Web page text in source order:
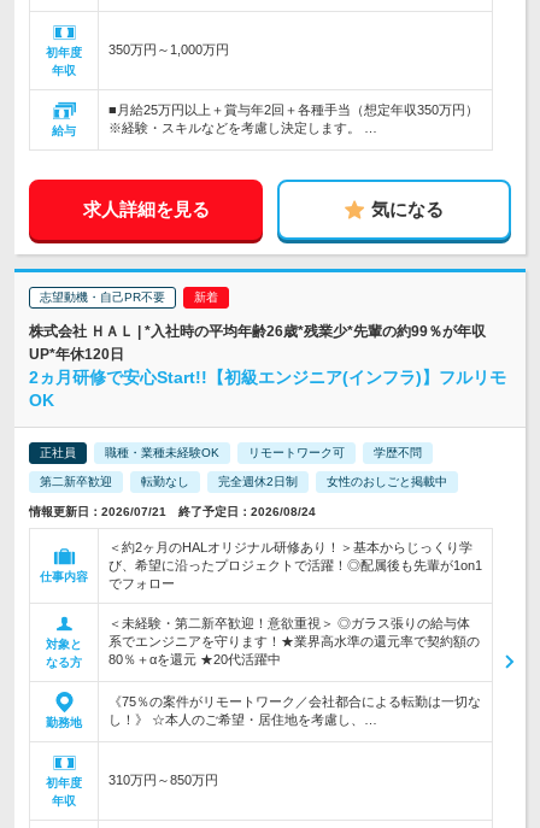
初年度
年収
350万円～1,000万円
給与
■月給25万円以上＋賞与年2回＋各種手当（想定年収350万円）
※経験・スキルなどを考慮し決定します。 …
求人詳細を見る 気になる
志望動機・自己PR不要
株式会社 ＨＡＬ | *入社時の平均年齢26歳*残業少*先輩の約99％が年収
UP*年休120日
2ヵ月研修で安心Start!!【初級エンジニア(インフラ)】フルリモ
OK
正社員 職種・業種未経験OK リモートワーク可 学歴不問
第二新卒歓迎 転勤なし 完全週休2日制 女性のおしごと掲載中
情報更新日：2026/07/21 終了予定日：2026/08/24
仕事内容
＜約2ヶ月のHALオリジナル研修あり！＞基本からじっくり学
び、希望に沿ったプロジェクトで活躍！◎配属後も先輩が1on1
でフォロー
対象と
なる方
＜未経験・第二新卒歓迎！意欲重視＞ ◎ガラス張りの給与体
系でエンジニアを守ります！★業界高水準の還元率で契約額の
80％＋αを還元 ★20代活躍中
勤務地
《75％の案件がリモートワーク／会社都合による転勤は一切な
し！》 ☆本人のご希望・居住地を考慮し、…
初年度
年収
310万円～850万円